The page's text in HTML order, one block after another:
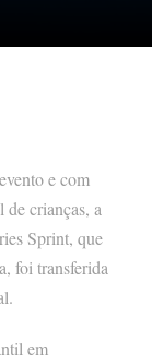
e com
de crianças, a
Sprint, que
foi transferida
em